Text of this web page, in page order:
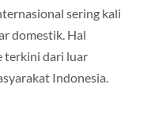
sering kali
domestik. Hal
terkini dari luar
Indonesia.